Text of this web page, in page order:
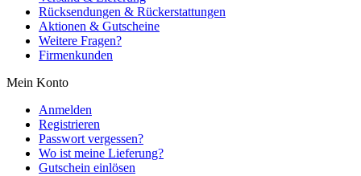
Rücksendungen & Rückerstattungen
Aktionen & Gutscheine
Weitere Fragen?
Firmenkunden
Mein Konto
Anmelden
Registrieren
Passwort vergessen?
Wo ist meine Lieferung?
Gutschein einlösen